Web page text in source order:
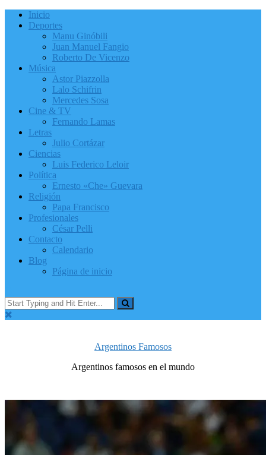
Inicio
Deportes
Manu Ginóbili
Juan Manuel Fangio
Roberto De Vicenzo
Música
Astor Piazzolla
Lalo Schifrin
Mercedes Sosa
Cine & TV
Fernando Lamas
Letras
Julio Cortázar
Ciencias
Luis Federico Leloir
Política
Ernesto «Che» Guevara
Religión
Papa Francisco
Profesionales
César Pelli
Contacto
Calendario
Blog
Página de inicio
Argentinos Famosos
Argentinos famosos en el mundo